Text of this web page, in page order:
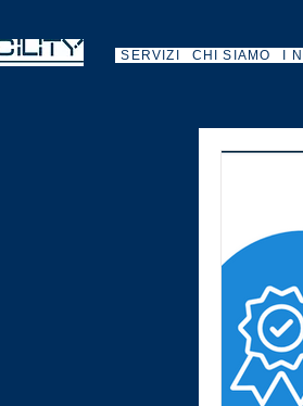
SERVIZI CHI SIAMO I